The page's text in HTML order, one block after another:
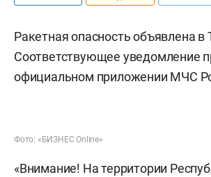
Ракетная опасность объявлена в
Соответствующее уведомление
официальном приложении МЧС
Фото: «БИЗНЕС Online»
«Внимание! На территории